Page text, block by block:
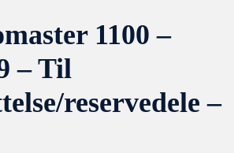
1100 –
– Til
reservedele –